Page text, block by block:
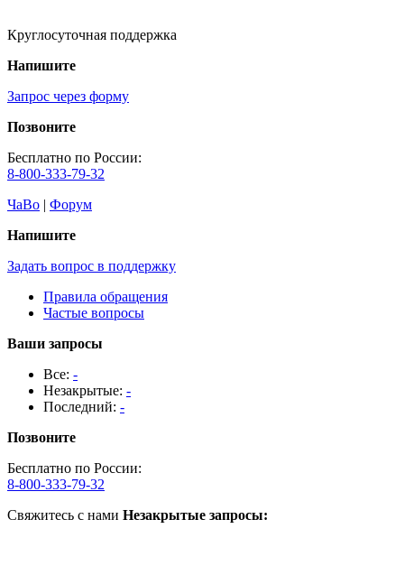
Круглосуточная поддержка
Напишите
Запрос через форму
Позвоните
Бесплатно по России:
8-800-333-79-32
ЧаВо | Форум
Напишите
Задать вопрос в поддержку
Правила обращения
Частые вопросы
Ваши запросы
Все: -
Незакрытые: -
Последний: -
Позвоните
Бесплатно по России:
8-800-333-79-32
Свяжитесь с нами Незакрытые запросы: